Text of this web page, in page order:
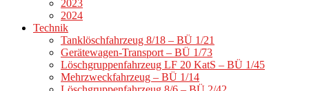
2023
2024
Technik
Tanklöschfahrzeug 8/18 – BÜ 1/21
Gerätewagen-Transport – BÜ 1/73
Löschgruppenfahrzeug LF 20 KatS – BÜ 1/45
Mehrzweckfahrzeug – BÜ 1/14